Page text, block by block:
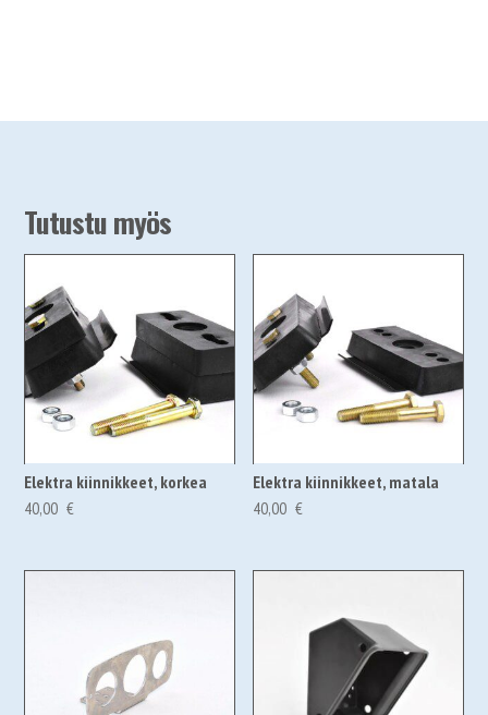
Tutustu myös
Elektra kiinnikkeet, korkea
40,00 €
Elektra kiinnikkeet, matala
40,00 €